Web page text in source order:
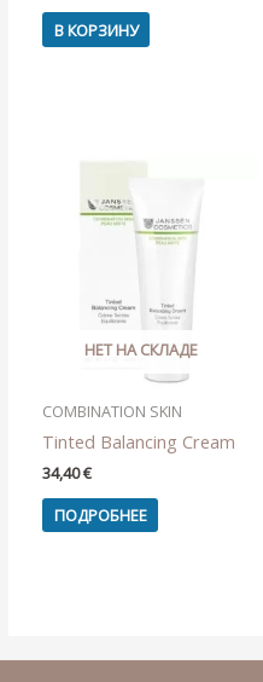
В КОРЗИНУ
НЕТ НА СКЛАДЕ
COMBINATION SKIN
Tinted Balancing Cream
34,40€
ПОДРОБНЕЕ